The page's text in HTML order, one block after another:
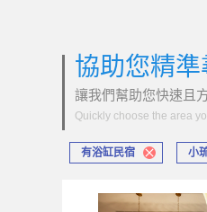
協助您精
讓我們幫助您快速且
Quickly choose the area
有浴缸民宿 小